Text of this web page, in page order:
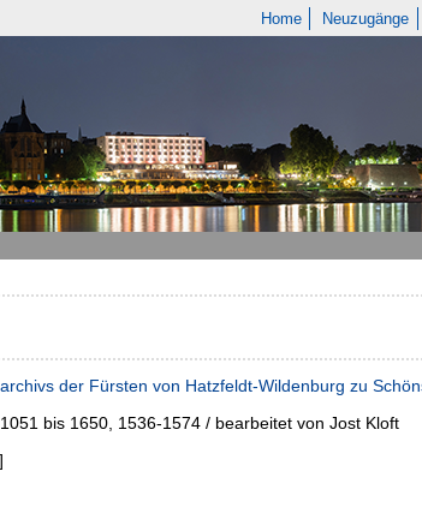
Home Neuzugänge
der Fürsten von Hatzfeldt-Wildenburg zu
bis 1650, 1536-1574 / bearbeitet von Jost Kloft